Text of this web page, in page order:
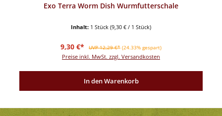
Exo Terra Worm Dish Wurmfutterschale
Inhalt: 1 Stück (9,30 € / 1 Stück)
Verkaufspreis:
9,30 €* Regulärer Preis:
UVP 12,29 €* (24.33% gespart)
Preise inkl. MwSt. zzgl. Versandkosten
In den Warenkorb